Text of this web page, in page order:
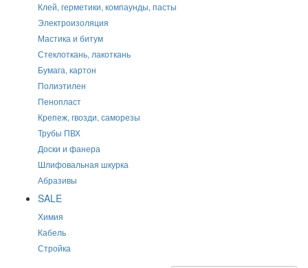
Клей, герметики, компаунды, пасты
Электроизоляция
Мастика и битум
Стеклоткань, лакоткань
Бумага, картон
Полиэтилен
Пенопласт
Крепеж, гвозди, саморезы
Трубы ПВХ
Доски и фанера
Шлифовальная шкурка
Абразивы
SALE
Химия
Кабель
Стройка